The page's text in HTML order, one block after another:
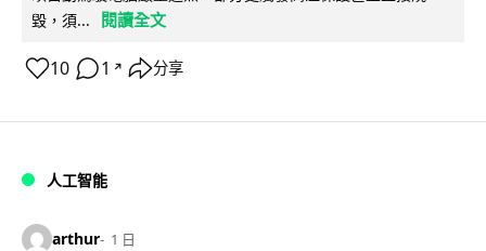
毀，須...
閱讀全文
10 1 ↗ 分享
人工智能
arthur 1 日